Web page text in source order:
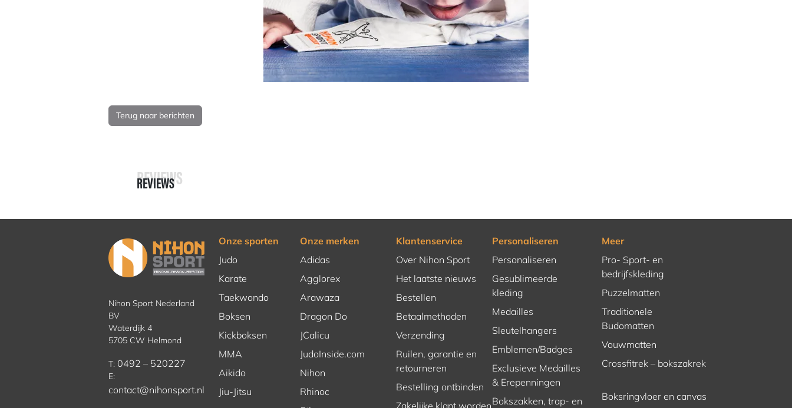
Terug naar berichten
REVIEWS
REVIEWS
Nihon Sport Nederland
BV
Waterdijk 4
5705 CW Helmond
T: 0492 – 520227
E:
contact@nihonsport.nl
Onze sporten
Judo
Karate
Taekwondo
Boksen
Kickboksen
MMA
Aikido
Jiu-Jitsu
Onze merken
Adidas
Agglorex
Arawaza
Dragon Do
JCalicu
JudoInside.com
Nihon
Rhinoc
Klantenservice
Over Nihon Sport
Het laatste nieuws
Bestellen
Betaalmethoden
Verzending
Ruilen, garantie en
retourneren
Bestelling ontbinden
Personaliseren
Personaliseren
Gesublimeerde
kleding
Medailles
Sleutelhangers
Emblemen/Badges
Exclusieve Medailles
& Erepenningen
Bokszakken, trap- en
Meer
Pro- Sport- en
bedrijfskleding
Puzzelmatten
Traditionele
Budomatten
Vouwmatten
Crossfitrek – bokszakrek
Boksringvloer en canvas